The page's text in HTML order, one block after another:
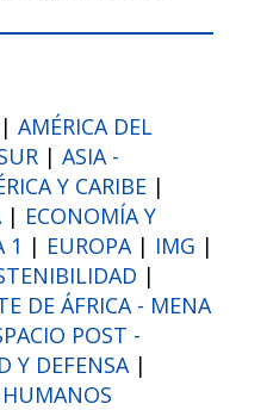
|AMÉRICA DEL
|ASIA -
Y CARIBE |
| ECONOMÍA Y
1 | EUROPA | IMG |
|
DE ÁFRICA - MENA
POST -
Y DEFENSA |
HUMANOS